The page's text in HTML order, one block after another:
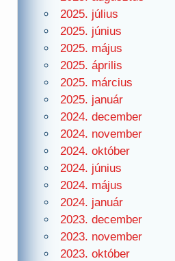
2025. július
2025. június
2025. május
2025. április
2025. március
2025. január
2024. december
2024. november
2024. október
2024. június
2024. május
2024. január
2023. december
2023. november
2023. október